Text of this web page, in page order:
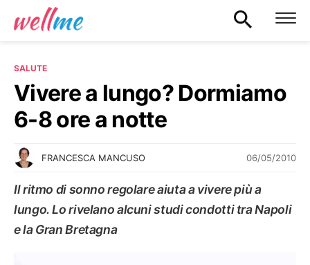
SALUTE
Vivere a lungo? Dormiamo
6-8 ore a notte
FRANCESCA MANCUSO 06/05/2010
Il ritmo di sonno regolare aiuta a vivere più a
lungo. Lo rivelano alcuni studi condotti tra Napoli
e la Gran Bretagna